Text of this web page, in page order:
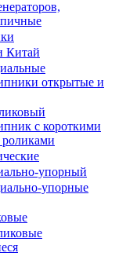
Китай
открытые и
с короткими
упорный
упорные